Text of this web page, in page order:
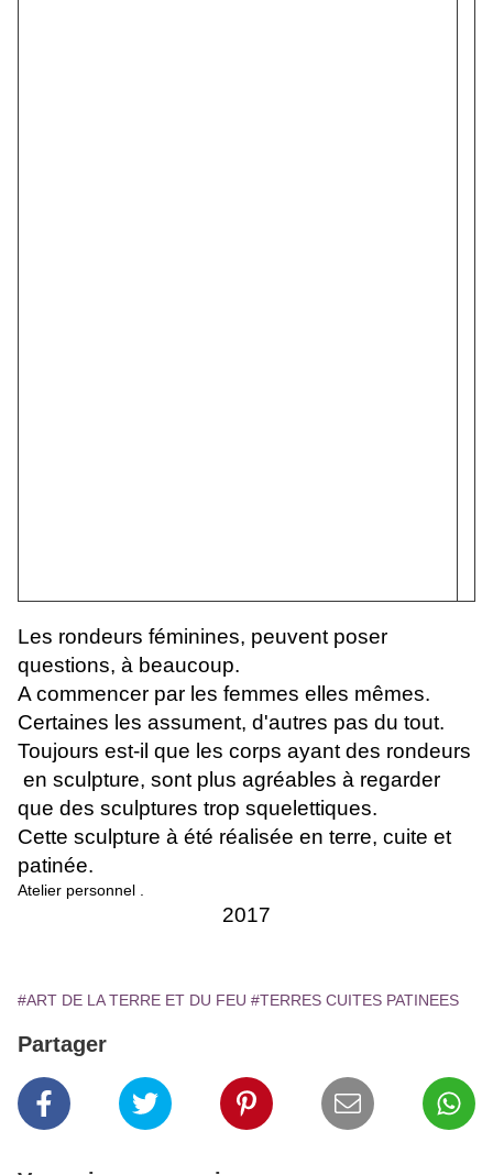
Les rondeurs féminines, peuvent poser
questions, à beaucoup.
A commencer par les femmes elles mêmes.
Certaines les assument, d'autres pas du tout.
Toujours est-il que les corps ayant des rondeurs
en sculpture, sont plus agréables à regarder
que des sculptures trop squelettiques.
Cette sculpture à été réalisée en terre, cuite et
patinée.
Atelier personnel .
2017
#ART DE LA TERRE ET DU FEU #TERRES CUITES PATINEES
Partager